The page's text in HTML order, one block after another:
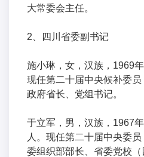
大常委会主任。
2、四川省委副书记
施小琳，女，汉族，1969
现任第二十届中央候补委
政府省长、党组书记。
于立军，男，汉族，1967
人。现任第二十届中央委
委组织部部长、省委党校